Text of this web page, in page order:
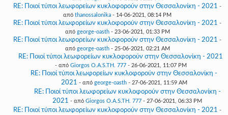
RE: Ποιοί τύποι λεωφορείων κυκλοφορούν στην Θεσσαλονίκη - 2021 -
από thanossalonika - 14-06-2021, 08:14 PM
RE: Ποιοί τύποι λεωφορείων κυκλοφορούν στην Θεσσαλονίκη - 2021 -
από george-oasth- 23-06-2021, 01:33 PM
RE: Ποιοί τύποι λεωφορείων κυκλοφορούν στην Θεσσαλονίκη - 2021 -
από george-oasth- 25-06-2021, 02:21 AM
RE: Ποιοί τύποι λεωφορείων κυκλοφορούν στην Θεσσαλονίκη - 2021
- από Giorgos O.A.S.TH. 777- 26-06-2021, 11:07 PM
RE: Ποιοί τύποι λεωφορείων κυκλοφορούν στην Θεσσαλονίκη -
2021 - από george-oasth- 27-06-2021, 11:59 AM
RE: Ποιοί τύποι λεωφορείων κυκλοφορούν στην Θεσσαλονίκη -
2021 - από Giorgos O.A.S.TH. 777 - 27-06-2021, 06:33 PM
RE: Ποιοί τύποι λεωφορείων κυκλοφορούν στην Θεσσαλονίκη - 2021 -